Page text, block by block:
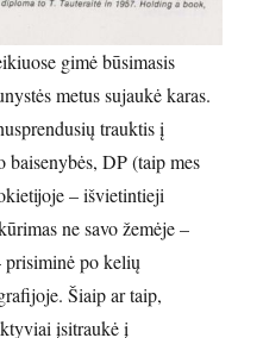
gimė būsimasis
metus sujaukė karas.
trauktis į
baisenybės, DP (taip mes
– išvietintieji
ne savo žemėje –
prisiminė po kelių
Šiaip ar taip,
įsitraukė į